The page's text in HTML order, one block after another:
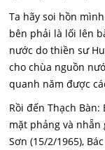
Ta hãy soi hồn
bên phải là lối lên
nước do thiền sư
cho chùa nguồn
quanh năm được
Rồi đến Thạch
mặt phảng và nhẵn
Sơn (15/2/1965),